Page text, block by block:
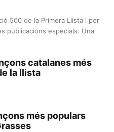
500 de la Primera Llista i per
publicacions especials. Una
catalanes més
la llista
més populars